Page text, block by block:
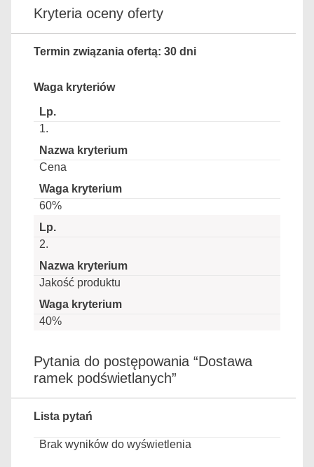
Kryteria oceny oferty
Termin związania ofertą: 30 dni
Waga kryteriów
1.
Cena
60%
2.
Jakość produktu
40%
Pytania do postępowania “Dostawa
ramek podświetlanych”
Lista pytań
Brak wyników do wyświetlenia